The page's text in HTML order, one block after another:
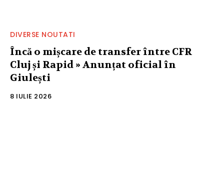
DIVERSE NOUTATI
Încă o mișcare de transfer între CFR
Cluj și Rapid » Anunțat oficial în
Giulești
8 IULIE 2026